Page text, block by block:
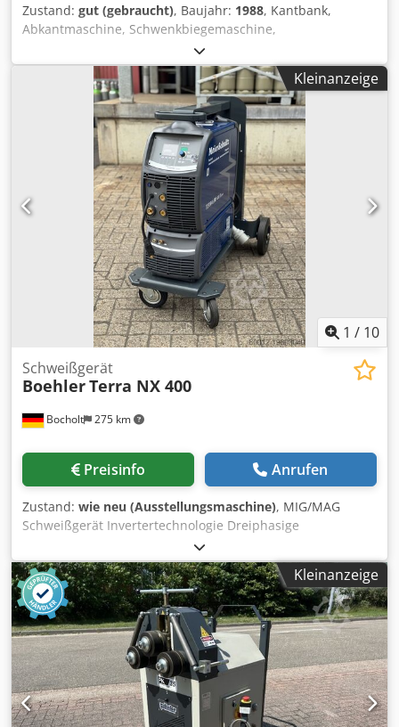
Zustand: gut (gebraucht), Baujahr: 1988, Kantbank,
Abkantmaschine, Schwenkbiegemaschine,
Gesenkbiegemaschine -Übergabe: im Ist-Zustand wie
besichtigt, siehe Fotos -Funktion: Handbetrieb (kein
Automatikbetrieb) -Hersteller: RAFAMET
Schwenkbiegemaschine Typ KM-4 Chsdpfx Apsv Tpxqsnoa
-Antrieb: mechanisch -max. Arbeitsbreite: 2020 mm -max.
Blechdicke: 4 mm -Anschlag Tiefe: 750 mm -
Anschlussleistung: kW -Abmessungen: 3350/1540/H1510
mm -Gewicht: 3900 kg
Kleinanzeige
1 / 10
Bocholt 275 km
Schweißgerät
BoehlerTerra NX 400
Preisinfo Anrufen
Zustand: wie neu (Ausstellungsmaschine), MIG/MAG
Schweißgerät Invertertechnologie Dreiphasige
Spannungsversorgung, Schweißmaschine - Master
Software TERRA PME inklusive Technische Daten
Stromversorgung Spannung (50/60 Hz) : 3x400 ±15%
Maximale Eingangsleistung : 22.9 kVA Maximaler
Eingangsstrom : 31.1 A Leistungsfaktor PF : 0.73
Wirkungsgrad : 89% Träge Netzsicherung : 25 A
Leerlaufspannung : 61Vdc IP-Schutzklasse : IP23S
Isolationsklasse : H Stromversorgungskabel : 4x3mm2 - 5 m
Schweißen Einstellungsbereich : 3-400A Einschaltdauer
MIG/MAG - 40 °C: 40% - 400A 100% - Cjdpjw Rm Saefx
Kleinanzeige